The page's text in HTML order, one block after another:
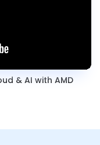
& AI with AMD